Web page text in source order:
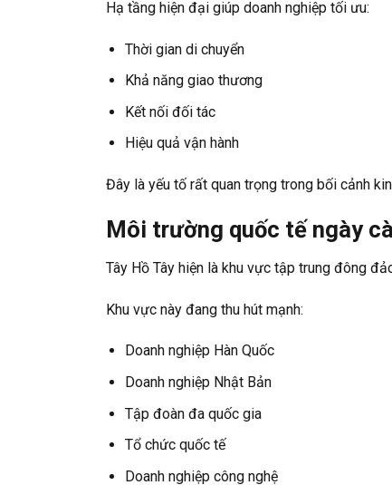
Hạ tầng hiện đại giúp doanh nghiệp tối ưu:
Thời gian di chuyển
Khả năng giao thương
Kết nối đối tác
Hiệu quả vận hành
Đây là yếu tố rất quan trọng trong bối cảnh
Môi trường quốc tế ngày
Tây Hồ Tây hiện là khu vực tập trung đông
Khu vực này đang thu hút mạnh:
Doanh nghiệp Hàn Quốc
Doanh nghiệp Nhật Bản
Tập đoàn đa quốc gia
Tổ chức quốc tế
Doanh nghiệp công nghệ